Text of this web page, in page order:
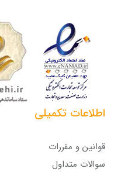
اطلاعات تکمیلی
قوانین و مقررات
سوالات متداول